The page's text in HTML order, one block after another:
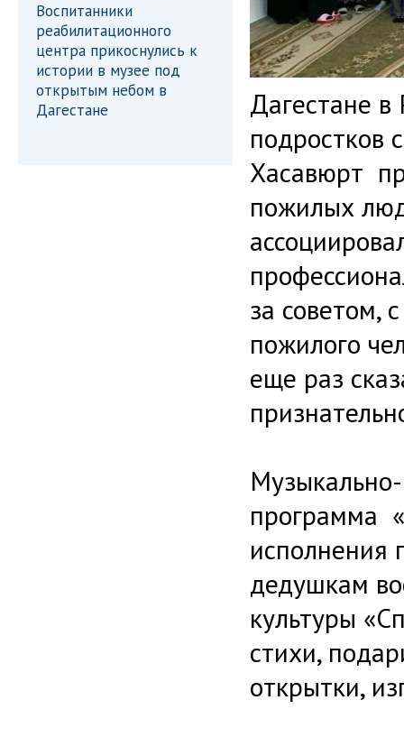
Воспитанники
реабилитационного
центра прикоснулись к
истории в музее под
открытым небом в
Дагестане
Дагестане
подростков
Хасавюрт
пожилых
за советом,
пожилого
еще раз
программа
исполнения
дедушкам
культуры
стихи,
открытки,